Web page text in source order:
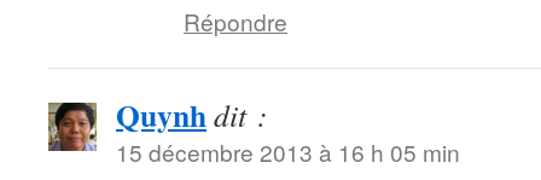
Répondre
Quynhdit :
15 décembre 2013 à 16 h 05 min